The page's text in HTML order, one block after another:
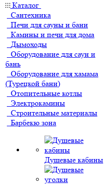
Каталог
Сантехника
Печи для сауны и бани
Камины и печи для дома
Дымоходы
Оборудование для саун и
бань
Оборудование для хамама
(Турецкой бани)
Отопительные котлы
Электрокамины
Строительные материалы
Барбекю зона
Душевые кабины